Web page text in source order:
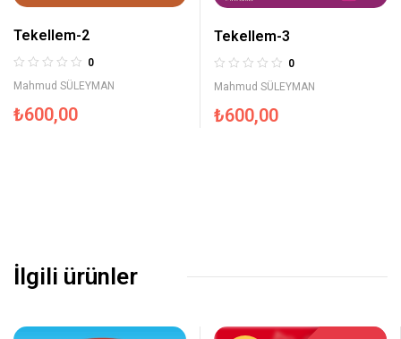
Tekellem-2
0
Mahmud SÜLEYMAN
₺600,00
Tekellem-3
0
Mahmud SÜLEYMAN
₺600,00
İlgili ürünler